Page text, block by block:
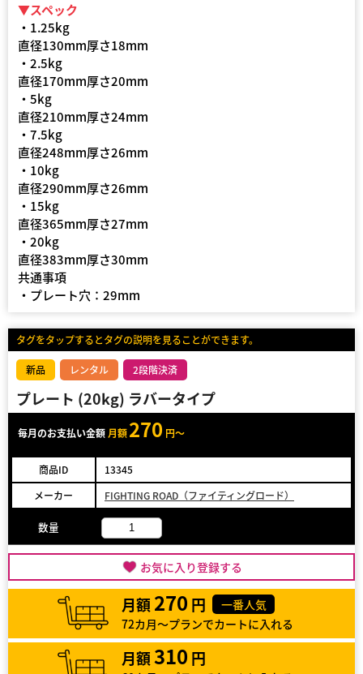
▼スペック
・1.25kg
直径130mm厚さ18mm
・2.5kg
直径170mm厚さ20mm
・5kg
直径210mm厚さ24mm
・7.5kg
直径248mm厚さ26mm
・10kg
直径290mm厚さ26mm
・15kg
直径365mm厚さ27mm
・20kg
直径383mm厚さ30mm
共通事項
・プレート穴：29mm
タグをタップするとタグの説明を見ることができます。
新品 レンタル 2段階決済
プレート (20kg) ラバータイプ
毎月のお支払い金額 月額270 円～
商品ID
13345
メーカー
FIGHTING ROAD（ファイティングロード）
数量
お気に入り登録する
月額 270 円
一番人気
72カ月～プランでカートに入れる
月額310 円